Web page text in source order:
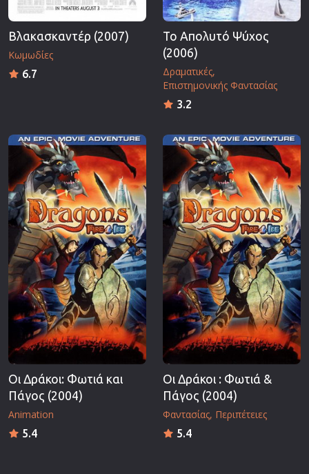
Βλακασκαντέρ (2007)
Κωμωδίες
6.7
Το Απολυτό Ψύχος
(2006)
Δραματικές
Επιστημονικής Φαντασίας
3.2
Οι Δράκοι: Φωτιά και
Πάγος (2004)
Animation
5.4
Οι Δράκοι : Φωτιά &
Πάγος (2004)
Φαντασίας Περιπέτειες
5.4